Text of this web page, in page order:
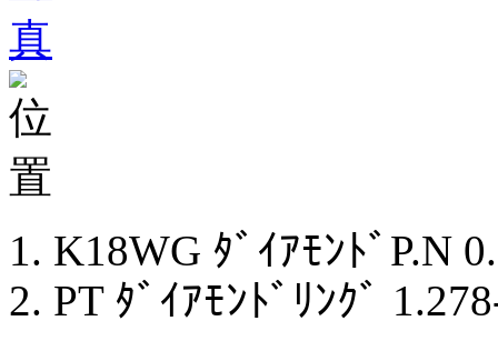
K18WG ﾀﾞｲｱﾓﾝﾄﾞP.N
PT ﾀﾞｲｱﾓﾝﾄﾞﾘﾝｸﾞ